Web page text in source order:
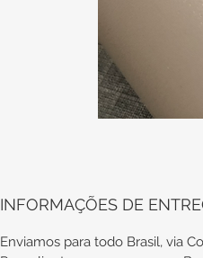
INFORMAÇÕES DE
Enviamos para todo Brasil, via